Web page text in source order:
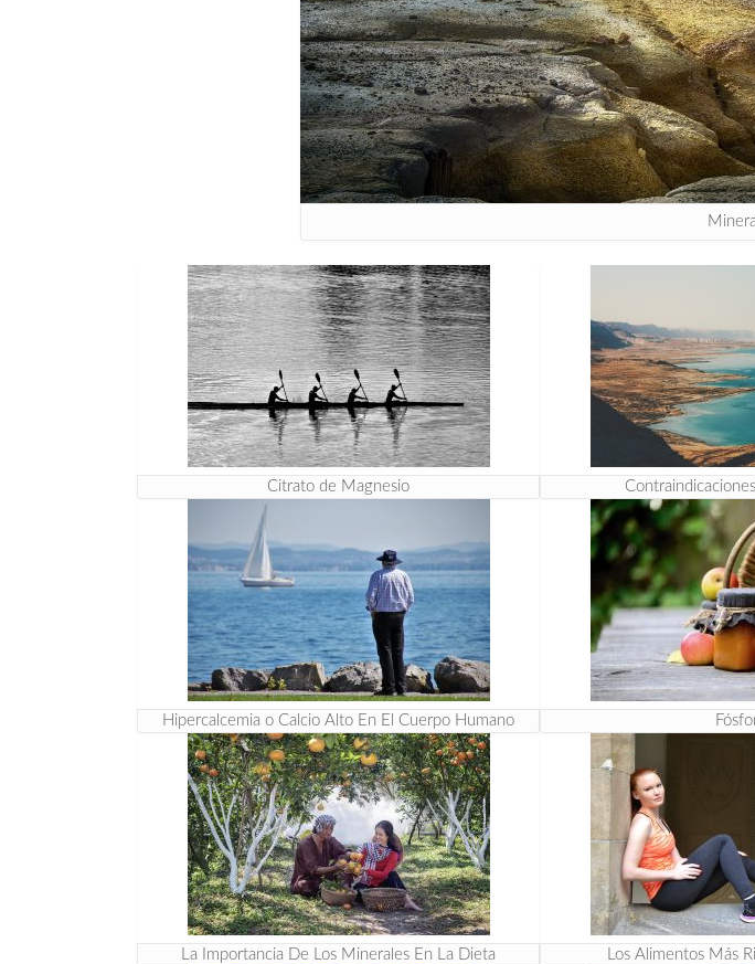
Citrato de Magnesio
Hipercalcemia o Calcio Alto En El Cuerpo Humano
La Importancia De Los Minerales En La Dieta Los Alimentos Más